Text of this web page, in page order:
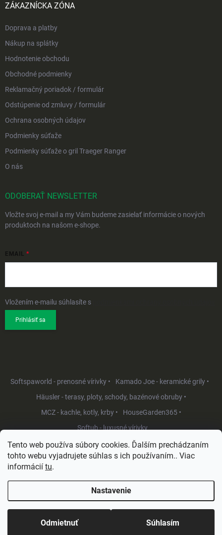
Tento web používa súbory cookies. Ďalším prechádzaním
tohto webu vyjadrujete súhlas s ich používaním.. Viac
informácií tu.
Nastavenie
Odmietnuť Súhlasím
ZÁKAZNÍCKA ZÓNA
Doprava a platby
Nákup na splátky
Hodnotenie obchodu
Obchodné podmienky
Reklamačný poriadok / formulár
Odstúpenie od zmluvy / formulár
Ochrana osobných údajov
Podmienky súťaže
Podmienky súťaže o gril Traeger Ranger
O nás
ODOBERAŤ NEWSLETTER
Vložte svoj e-mail a my Vám budeme zasielať informácie o nových
produktoch na našom e-shope.
EMAIL
Vložením e-mailu súhlasíte s
Prihlásiť sa
Softspaworld - prenosné vírivky •
Kamado Joe - keramické grily •
Häusler - terasy, ploty, schody, bazénové obruby •
MCZ - kachle, kotly, krby •
HouseGarden365 •
Softub - luxusné vírivky
Copyright 2026HouseGarden.sk. Všetky práva vyhradené.Upraviť